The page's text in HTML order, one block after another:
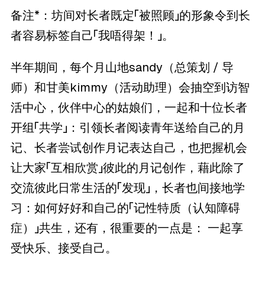
备注*：坊间对长者既定「被照顾」的形象令到长
者容易标签自己「我唔得架！」。
半年期间，每个月山地sandy（总策划 / 导
师）和甘美kimmy（活动助理）会抽空到访智
活中心，伙伴中心的姑娘们，一起和十位长者
开组「共学」：引领长者阅读青年送给自己的月
记、长者尝试创作月记表达自己，也把握机会
让大家「互相欣赏」彼此的月记创作，藉此除了
交流彼此日常生活的「发现」，长者也间接地学
习：如何好好和自己的「记性特质（认知障碍
症）」共生，还有，很重要的一点是： 一起享
受快乐、接受自己。